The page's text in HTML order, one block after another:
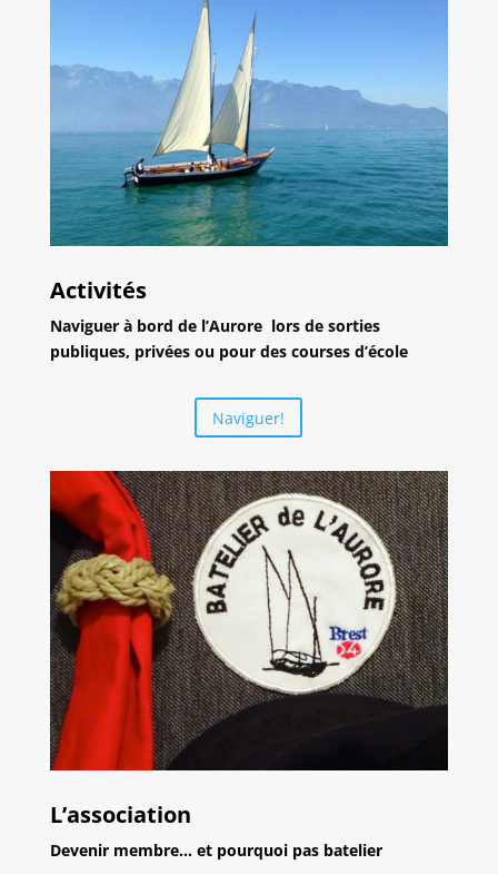
Activités
Naviguer à bord de l’Aurore lors de sorties
publiques, privées ou pour des courses d’école
Naviguer!
L’association
Devenir membre… et pourquoi pas batelier